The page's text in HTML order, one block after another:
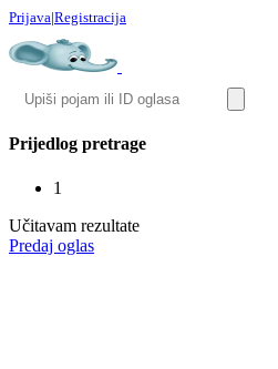
Prijava|Registracija
Prijedlog pretrage
1
Učitavam rezultate
Predaj oglas